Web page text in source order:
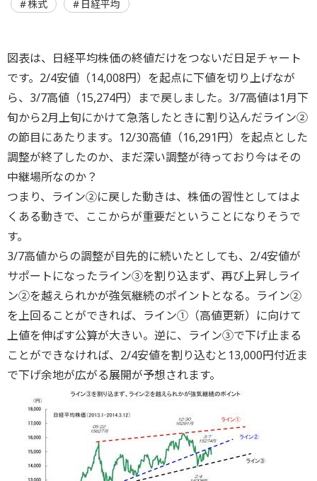
株式 日経平均
図表は、日経平均株価の終値だけをつないだ日足チャート
です。2/4安値（14,008円）を起点に下値を切り上げなが
ら、3/7高値（15,274円）まで戻しました。3/7高値は1月下
旬から2月上旬にかけて急落したときに割り込んだライン②
の節目にあたります。12/30高値（16,291円）を起点とした
調整が終了したのか、まだ深い調整が待っており今はその
中継場所なのか？
つまり、ライン②に戻した動きは、株価の習性としてはよ
くある動きで、ここからが重要だということになりそうで
す。
3/7高値からの調整が目先的に続いたとしても、2/4安値が
サポートになったライン③を割り込まず、再び上昇しライ
ン②を越えられかが強気継続のポイントとなる。ライン②
を上回ることができれば、ライン①（高値更新）に向けて
上値を伸ばす公算が大きい。逆に、ライン③で下げ止まる
ことができなければ、2/4安値を割り込むと13,000円付近ま
で下げ余地が広がる展開が予想されます。